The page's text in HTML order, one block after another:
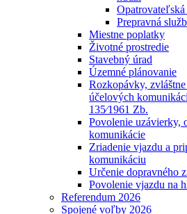
Opatrovateľská
Prepravná
Miestne poplatky
Životné prostredie
Stavebný úrad
Územné plánovanie
Rozkopávky,
účelových
135⁄1961 Zb.
Povolenie uzávierky,
komunikácie
Zriadenie vjazdu a
komunikáciu
Určenie dopravného
Povolenie vjazdu na
Referendum 2026
Spojené voľby 2026